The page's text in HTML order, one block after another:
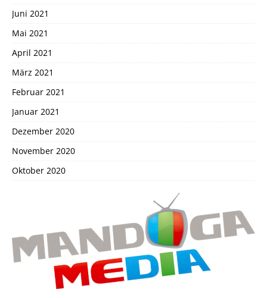
Juni 2021
Mai 2021
April 2021
März 2021
Februar 2021
Januar 2021
Dezember 2020
November 2020
Oktober 2020